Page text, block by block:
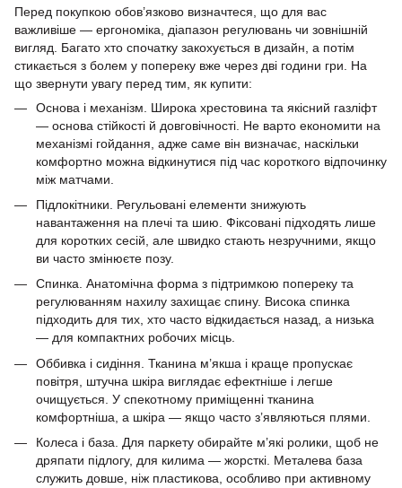
Перед покупкою обов’язково визначтеся, що для вас
важливіше — ергономіка, діапазон регулювань чи зовнішній
вигляд. Багато хто спочатку закохується в дизайн, а потім
стикається з болем у попереку вже через дві години гри. На
що звернути увагу перед тим, як купити:
Основа і механізм. Широка хрестовина та якісний газліфт
— основа стійкості й довговічності. Не варто економити на
механізмі гойдання, адже саме він визначає, наскільки
комфортно можна відкинутися під час короткого відпочинку
між матчами.
Підлокітники. Регульовані елементи знижують
навантаження на плечі та шию. Фіксовані підходять лише
для коротких сесій, але швидко стають незручними, якщо
ви часто змінюєте позу.
Спинка. Анатомічна форма з підтримкою попереку та
регулюванням нахилу захищає спину. Висока спинка
підходить для тих, хто часто відкидається назад, а низька
— для компактних робочих місць.
Оббивка і сидіння. Тканина м’якша і краще пропускає
повітря, штучна шкіра виглядає ефектніше і легше
очищується. У спекотному приміщенні тканина
комфортніша, а шкіра — якщо часто з’являються плями.
Колеса і база. Для паркету обирайте м’які ролики, щоб не
дряпати підлогу, для килима — жорсткі. Металева база
служить довше, ніж пластикова, особливо при активному